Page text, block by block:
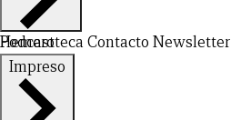
Hemeroteca Contacto Newsletter
Podcast
Impreso